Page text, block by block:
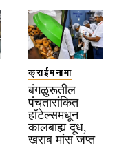
क्राईमनामा
बंगळुरूतील
पंचतारांकित
हॉटेल्समधून
कालबाह्य दूध,
खराब मांस जप्त